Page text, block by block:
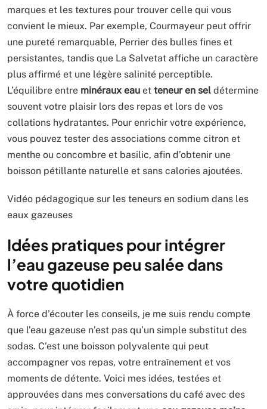
marques et les textures pour trouver celle qui vous
convient le mieux. Par exemple, Courmayeur peut offrir
une pureté remarquable, Perrier des bulles fines et
persistantes, tandis que La Salvetat affiche un caractère
plus affirmé et une légère salinité perceptible.
L’équilibre entre minéraux eau et teneur en sel détermine
souvent votre plaisir lors des repas et lors de vos
collations hydratantes. Pour enrichir votre expérience,
vous pouvez tester des associations comme citron et
menthe ou concombre et basilic, afin d’obtenir une
boisson pétillante naturelle et sans calories ajoutées.
Vidéo pédagogique sur les teneurs en sodium dans les
eaux gazeuses
Idées pratiques pour intégrer
l’eau gazeuse peu salée dans
votre quotidien
À force d’écouter les conseils, je me suis rendu compte
que l’eau gazeuse n’est pas qu’un simple substitut des
sodas. C’est une boisson polyvalente qui peut
accompagner vos repas, votre entraînement et vos
moments de détente. Voici mes idées, testées et
approuvées dans mes conversations du café avec des